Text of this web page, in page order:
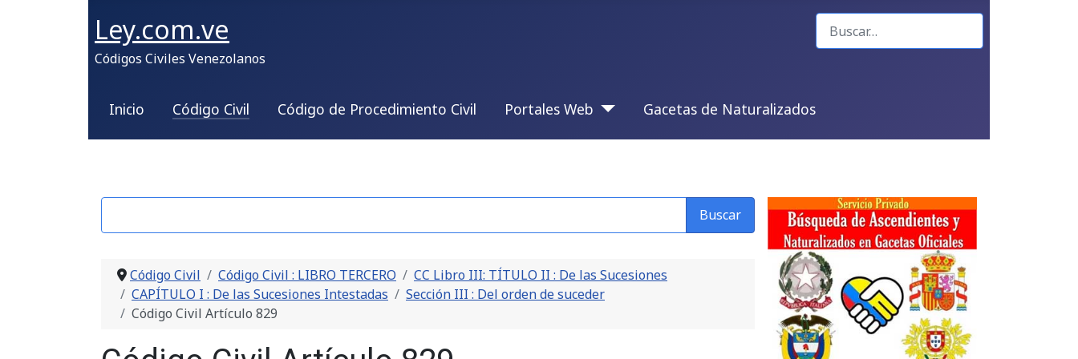
Ley.com.ve
Códigos Civiles Venezolanos
Buscar
Inicio Código Civil Código de Procedimiento Civil Portales Web Gacetas de Naturalizados
Buscar
Código Civil Código Civil : LIBRO TERCERO
CC Libro III: TÍTULO II : De las Sucesiones
CAPÍTULO I : De las Sucesiones Intestadas
Sección III : Del orden de suceder
Código Civil Artículo 829